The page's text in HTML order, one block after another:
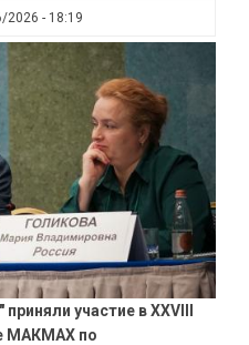
2026 - 18:19
участие в XXVIII
МАКМАХ по